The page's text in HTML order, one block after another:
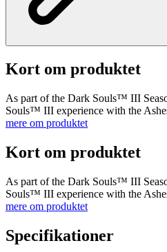
Kort om produktet
As part of the Dark Souls™ III
Souls™ III experience with the
mere om produktet
Kort om produktet
As part of the Dark Souls™ III
Souls™ III experience with the
mere om produktet
Specifikationer